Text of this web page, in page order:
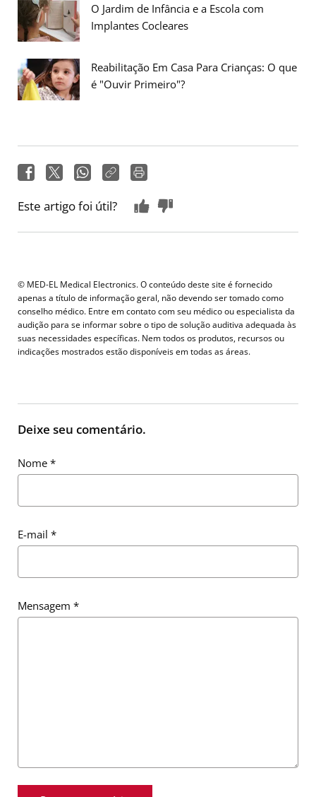
O Jardim de Infância e a Escola com
Implantes Cocleares
Reabilitação Em Casa Para Crianças: O que
é "Ouvir Primeiro"?
Este artigo foi útil?
© MED-EL Medical Electronics. O conteúdo deste site é fornecido
apenas a título de informação geral, não devendo ser tomado como
conselho médico. Entre em contato com seu médico ou especialista da
audição para se informar sobre o tipo de solução auditiva adequada às
suas necessidades específicas. Nem todos os produtos, recursos ou
indicações mostrados estão disponíveis em todas as áreas.
Deixe seu comentário.
Nome *
E-mail *
Mensagem *